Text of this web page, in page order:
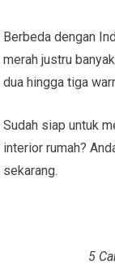
Berbeda dengan
merah justru
dua hingga tiga
Sudah siap untuk
interior rumah?
sekarang.
5